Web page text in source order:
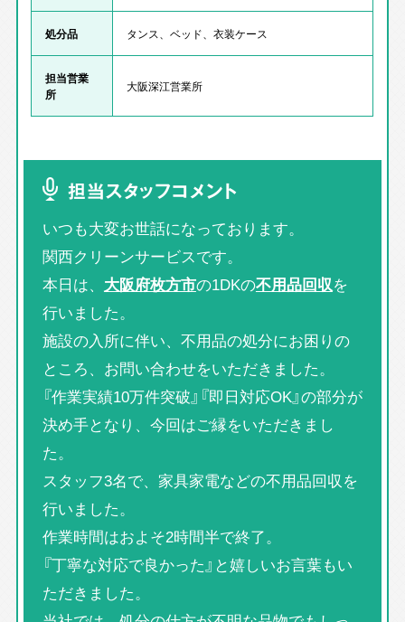
処分品 タンス、ベッド、衣装ケース
担当営業
所
大阪深江営業所
担当スタッフコメント
いつも大変お世話になっております。
関西クリーンサービスです。
本日は、 大阪府枚方市の1DKの不用品回収を
行いました。
施設の入所に伴い、不用品の処分にお困りの
ところ、お問い合わせをいただきました。
『作業実績10万件突破』『即日対応OK』の部分が
決め手となり、今回はご縁をいただきまし
た。
スタッフ3名で、家具家電などの不用品回収を
行いました。
作業時間はおよそ2時間半で終了。
『丁寧な対応で良かった』と嬉しいお言葉もい
ただきました。